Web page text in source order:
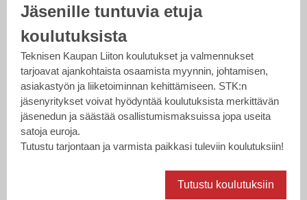
Jäsenille tuntuvia etuja
koulutuksista
Teknisen Kaupan Liiton koulutukset ja valmennukset
tarjoavat ajankohtaista osaamista myynnin, johtamisen,
asiakastyön ja liiketoiminnan kehittämiseen. STK:n
jäsenyritykset voivat hyödyntää koulutuksista merkittävän
jäsenedun ja säästää osallistumismaksuissa jopa useita
satoja euroja.
Tutustu tarjontaan ja varmista paikkasi tuleviin koulutuksiin!
Tutustu koulutuksiin